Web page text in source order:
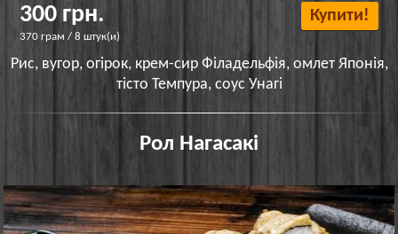
300 грн.
370 грам / 8 штук(и)
Купити!
Рис, вугор, огірок, крем-сир Філадельфія, омлет Японія,
тісто Темпура, соус Унагі
Рол Нагасакі